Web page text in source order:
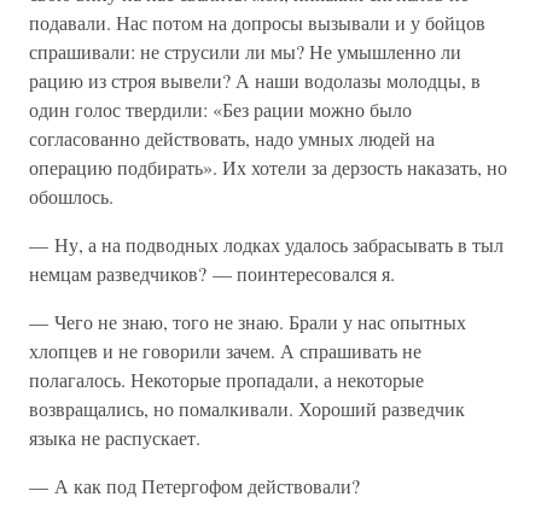
подавали. Нас потом на допросы вызывали и у бойцов
спрашивали: не струсили ли мы? Не умышленно ли
рацию из строя вывели? А наши водолазы молодцы, в
один голос твердили: «Без рации можно было
согласованно действовать, надо умных людей на
операцию подбирать». Их хотели за дерзость наказать, но
обошлось.
— Ну, а на подводных лодках удалось забрасывать в тыл
немцам разведчиков? — поинтересовался я.
— Чего не знаю, того не знаю. Брали у нас опытных
хлопцев и не говорили зачем. А спрашивать не
полагалось. Некоторые пропадали, а некоторые
возвращались, но помалкивали. Хороший разведчик
языка не распускает.
— А как под Петергофом действовали?